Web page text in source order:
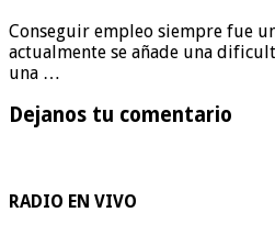
Conseguir empleo siempre fue
actualmente se añade una
una …
Dejanos tu comentario
RADIO EN VIVO